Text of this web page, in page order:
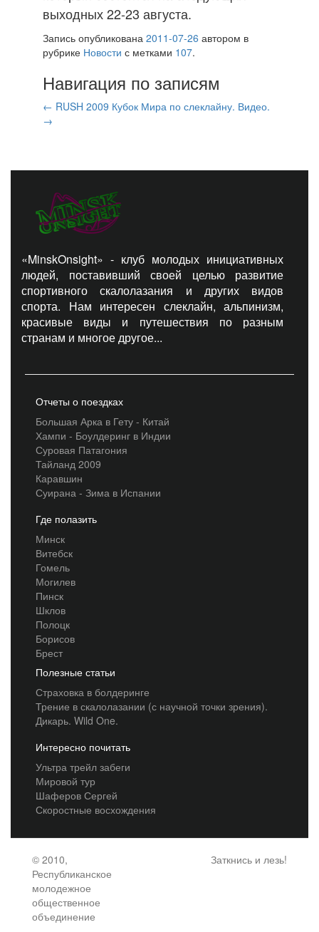
выходных 22-23 августа.
Запись опубликована 2011-07-26 автором в
рубрике Новости с метками 107.
Навигация по записям
← RUSH 2009 Кубок Мира по слеклайну. Видео.
→
«MinskOnsight» - клуб молодых инициативных
людей, поставивший своей целью развитие
спортивного скалолазания и других видов
спорта. Нам интересен слеклайн, альпинизм,
красивые виды и путешествия по разным
странам и многое другое...
Отчеты о поездках
Большая Арка в Гету - Китай
Хампи - Боулдеринг в Индии
Суровая Патагония
Тайланд 2009
Каравшин
Суирана - Зима в Испании
Где полазить
Минск
Витебск
Гомель
Могилев
Пинск
Шклов
Полоцк
Борисов
Брест
Полезные статьи
Страховка в болдеринге
Трение в скалолазании (с научной точки зрения).
Дикарь. Wild One.
Интересно почитать
Ультра трейл забеги
Мировой тур
Шаферов Сергей
Скоростные восхождения
© 2010,
Республиканское
молодежное
общественное
объединение
Заткнись и лезь!